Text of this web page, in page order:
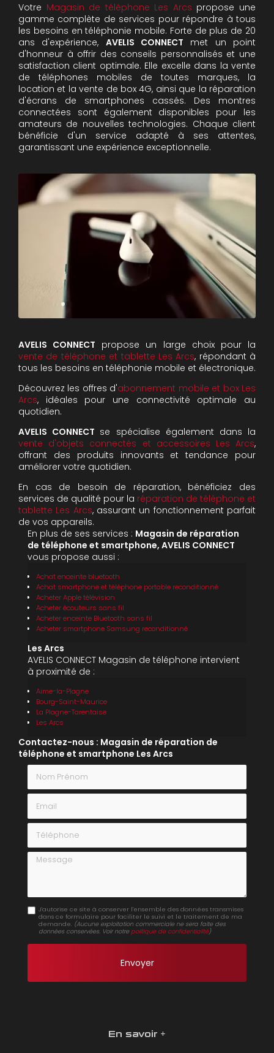
Votre Magasin de téléphone Les Arcs propose une
gamme complète de services pour répondre à tous
les besoins en téléphonie mobile. Forte de plus de 20
ans d'expérience, AVELIS CONNECT met un point
d'honneur à offrir des conseils personnalisés et une
satisfaction client optimale. Elle excelle dans la vente
de téléphones mobiles de toutes marques, la
location et la vente de box 4G, ainsi que la réparation
d'écrans de smartphones cassés. Des montres
connectées sont également disponibles pour les
amateurs de nouvelles technologies. Chaque client
bénéficie d'un service adapté à ses attentes,
garantissant une expérience exceptionnelle.
AVELIS CONNECT propose un large choix pour la
vente de téléphone et tablette Les Arcs, répondant à
tous les besoins en téléphonie mobile et électronique.
Découvrez les offres d'abonnement mobile et box Les
Arcs, idéales pour une connectivité optimale au
quotidien.
AVELIS CONNECT se spécialise également dans la
vente d'objets connectés et accessoires Les Arcs,
offrant des produits innovants et tendance pour
améliorer votre quotidien.
En cas de besoin de réparation, bénéficiez des
services de qualité pour la réparation de téléphone et
tablette Les Arcs, assurant un fonctionnement parfait
de vos appareils.
En plus de ses services : Magasin de réparation
de téléphone et smartphone, AVELIS CONNECT
vous propose aussi :
Achat enceinte bluetooth
Achat smartphone et téléphone portable reconditionné
Acheter Apple télévision
Acheter écouteurs sans fil
Acheter enceinte Bluetooth sans fil
Acheter smartphone Samsung reconditionné
Les Arcs
AVELIS CONNECT Magasin de téléphone intervient
à proximité de :
Aime-la-Plagne
Bourg-Saint-Maurice
La Plagne-Tarentaise
Les Arcs
Contactez-nous : Magasin de réparation de
téléphone et smartphone Les Arcs
Nom Prénom
Email
Téléphone
Message
J'autorise ce site à conserver l'ensemble des données transmises
dans ce formulaire pour faciliter le suivi et le traitement de ma
demande. (Aucune exploitation commerciale ne sera faite des
données conservées. Voir notre politique de confidentialité)
En savoir +